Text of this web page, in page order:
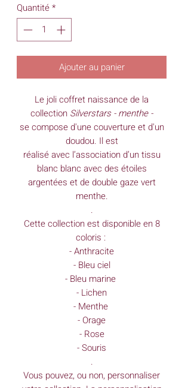
Quantité*
Ajouter au panier
Le joli coffret naissance de la
collection Silverstars - menthe -
se compose d'une couverture et d'un
doudou. Il est
réalisé avec l’association d’un tissu
blanc blanc avec des étoiles
argentées et de double gaze vert
menthe.
.
Cette collection est disponible en 8
coloris :
- Anthracite
- Bleu ciel
- Bleu marine
- Lichen
- Menthe
- Orage
- Rose
- Souris
.
Vous pouvez, ou non, personnaliser